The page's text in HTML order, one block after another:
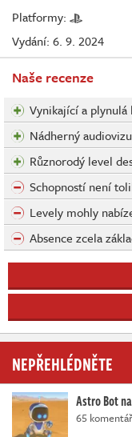
Platformy:
Vydání: 6. 9. 2024
Naše recenze
Vynikající a
Nádherný
Různorodý level
Schopností není
Levely mohly
Absence zcela
NEPŘEHLÉDNĚTE
Astro Bot
65